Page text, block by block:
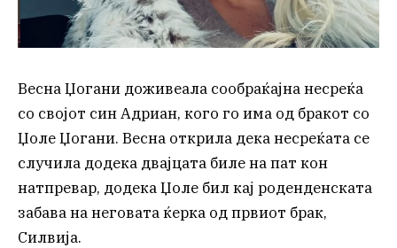
Весна Џогани доживеала сообраќајна несреќа
со својот син Адриан, кого го има од бракот со
Џоле Џогани. Весна открила дека несреќата се
случила додека двајцата биле на пат кон
натпревар, додека Џоле бил кај роденденската
забава на неговата ќерка од првиот брак,
Силвија.